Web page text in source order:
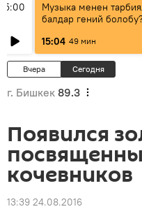
Музыка менен
балдар гений
Кыргыздын
музыканын орду
15:04 49 мин
Вчера Сегодня
г. Бишкек 89.3
Появился
кочевников
13:39 24.08.2016